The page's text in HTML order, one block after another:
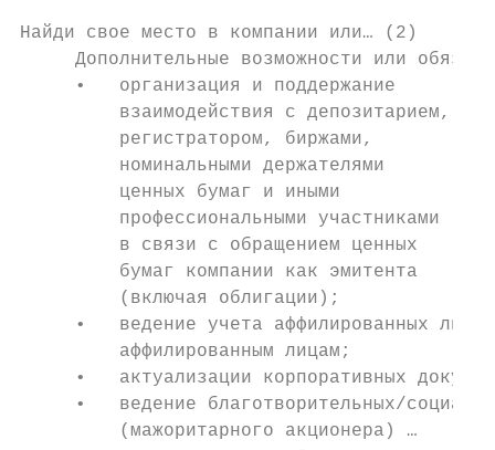
Найди свое место в компании или… (2)
Дополнительные возможности или
     •   организация и поддержание
         взаимодействия с депозитарием,
         регистратором, биржами,
         номинальными держателями
         ценных бумаг и иными
         профессиональными участниками
         в связи с обращением ценных
         бумаг компании как эмитента
         (включая облигации);
•   ведение учета аффилированных лиц,
         аффилированным лицам;
•   актуализации корпоративных
•   ведение благотворительных/
         (мажоритарного акционера) …